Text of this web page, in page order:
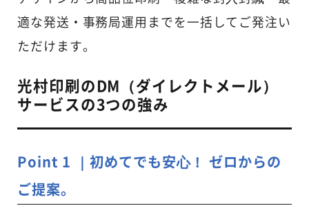
適な発送・事務局運用までを⼀括してご発注い
ただけます。
光村印刷のDM（ダイレクトメール）
サービスの3つの強み
Point 1 ｜初めてでも安⼼！ ゼロからの
ご提案。